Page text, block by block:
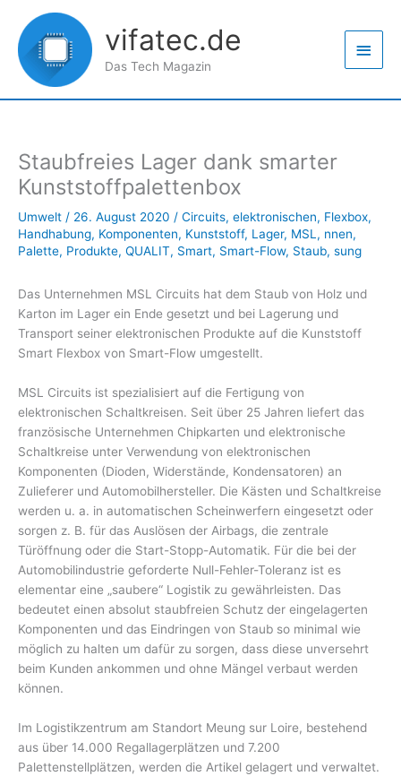
Inhalt
springen
vifatec.de
Das Tech Magazin
Staubfreies Lager dank smarter
Kunststoffpalettenbox
Umwelt / 26. August 2020 / Circuits, elektronischen, Flexbox,
Handhabung, Komponenten, Kunststoff, Lager, MSL , nnen,
Palette, Produkte, QUALIT, Smart, Smart-Flow, Staub, sung
Das Unternehmen MSL Circuits hat dem Staub von Holz und
Karton im Lager ein Ende gesetzt und bei Lagerung und
Transport seiner elektronischen Produkte auf die Kunststoff
Smart Flexbox von Smart-Flow umgestellt.
MSL Circuits ist spezialisiert auf die Fertigung von
elektronischen Schaltkreisen. Seit über 25 Jahren liefert das
französische Unternehmen Chipkarten und elektronische
Schaltkreise unter Verwendung von elektronischen
Komponenten (Dioden, Widerstände, Kondensatoren) an
Zulieferer und Automobilhersteller. Die Kästen und Schaltkreise
werden u. a. in automatischen Scheinwerfern eingesetzt oder
sorgen z. B. für das Auslösen der Airbags, die zentrale
Türöffnung oder die Start-Stopp-Automatik. Für die bei der
Automobilindustrie geforderte Null-Fehler-Toleranz ist es
elementar eine „saubere“ Logistik zu gewährleisten. Das
bedeutet einen absolut staubfreien Schutz der eingelagerten
Komponenten und das Eindringen von Staub so minimal wie
möglich zu halten um dafür zu sorgen, dass diese unversehrt
beim Kunden ankommen und ohne Mängel verbaut werden
können.
Im Logistikzentrum am Standort Meung sur Loire, bestehend
aus über 14.000 Regallagerplätzen und 7.200
Palettenstellplätzen, werden die Artikel gelagert und verwaltet.